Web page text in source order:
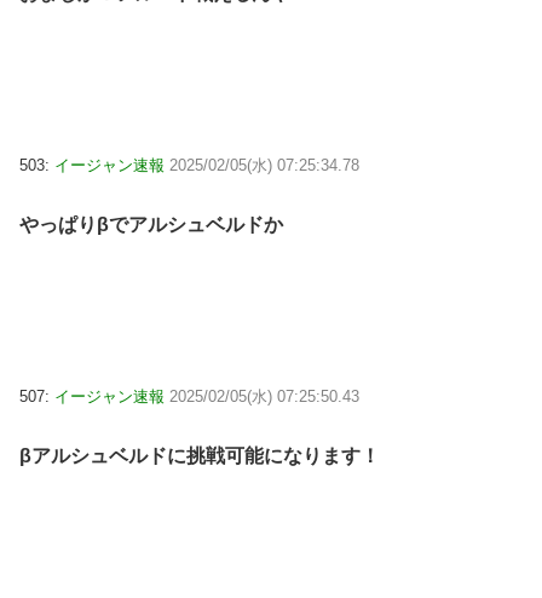
503: イージャン速報 2025/02/05(水) 07:25:34.78
やっぱりβでアルシュベルドか
507: イージャン速報 2025/02/05(水) 07:25:50.43
βアルシュベルドに挑戦可能になります！